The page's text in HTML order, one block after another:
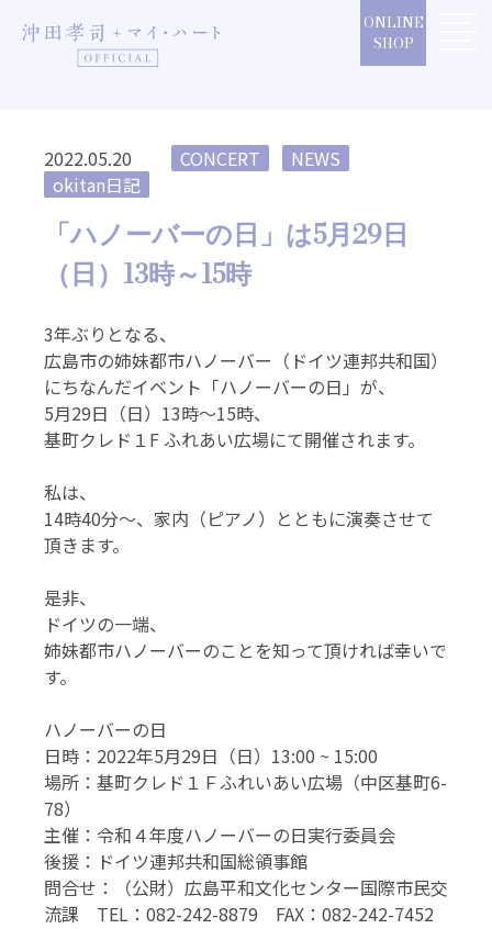
ONLINE
SHOP
2022.05.20 CONCERT
NEWS
okitan日記
「ハノーバーの日」は5月29日
（日）13時～15時
3年ぶりとなる、
広島市の姉妹都市ハノーバー（ドイツ連邦共和国）
にちなんだイベント「ハノーバーの日」が、
5月29日（日）13時～15時、
基町クレド１F ふれあい広場にて開催されます。
私は、
14時40分～、家内（ピアノ）とともに演奏させて
頂きます。
是非、
ドイツの一端、
姉妹都市ハノーバーのことを知って頂ければ幸いで
す。
ハノーバーの日
日時：2022年5月29日（日）13:00 ~ 15:00
場所：基町クレド１Ｆふれいあい広場（中区基町6-
78）
主催：令和４年度ハノーバーの日実行委員会
後援：ドイツ連邦共和国総領事館
問合せ：（公財）広島平和文化センター国際市民交
流課 TEL：082-242-8879 FAX：082-242-7452